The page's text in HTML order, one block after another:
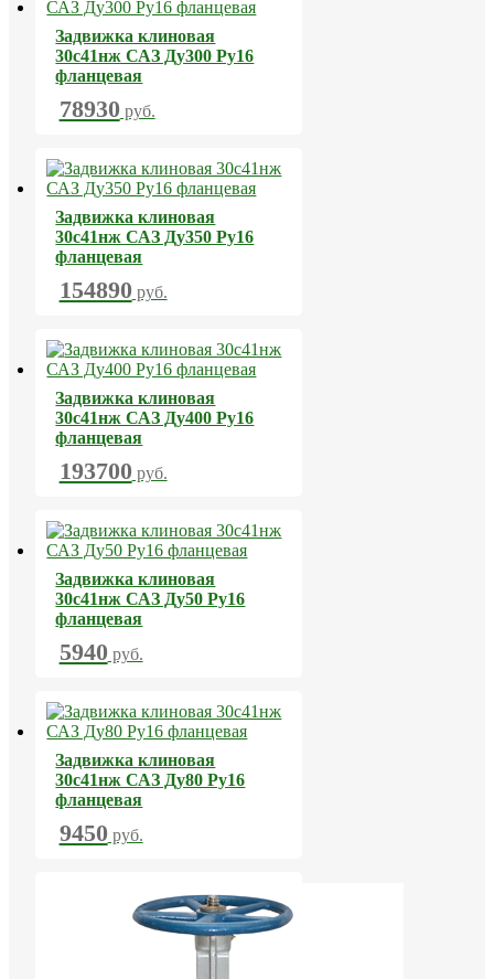
Задвижка клиновая
30с41нж САЗ Ду300 Ру16
фланцевая
78930 руб.
Задвижка клиновая
30с41нж САЗ Ду350 Ру16
фланцевая
154890 руб.
Задвижка клиновая
30с41нж САЗ Ду400 Ру16
фланцевая
193700 руб.
Задвижка клиновая
30с41нж САЗ Ду50 Ру16
фланцевая
5940 руб.
Задвижка клиновая
30с41нж САЗ Ду80 Ру16
фланцевая
9450 руб.